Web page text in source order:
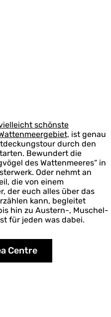
schönste
ist genau
durch den
Bewundert die
des Wattenmeeres“ in
Oder nehmt an
die von einem
der euch alles über das
kann, begleitet
hin zu Austern-, Muschel-
für jeden was dabei.
Centre